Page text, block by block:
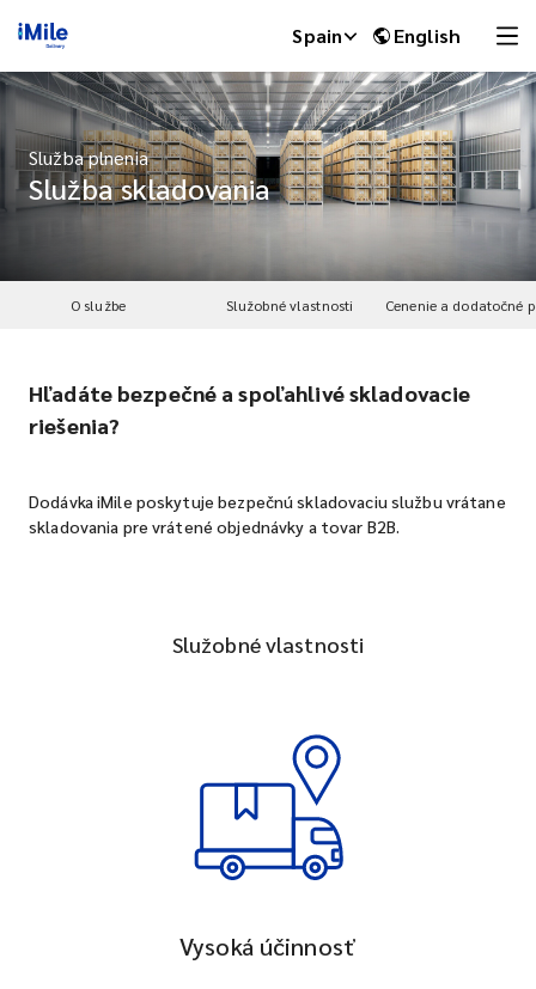
Spain English
Služba plnenia
Služba skladovania
O službe Služobné vlastnosti
Hľadáte bezpečné a spoľahlivé skladovacie
riešenia?
Dodávka iMile poskytuje bezpečnú skladovaciu službu vrátane
skladovania pre vrátené objednávky a tovar B2B.
Služobné vlastnosti
Vysoká účinnosť
iMile Chat